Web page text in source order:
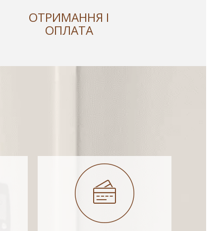
ОТРИМАННЯ І
ОПЛАТА